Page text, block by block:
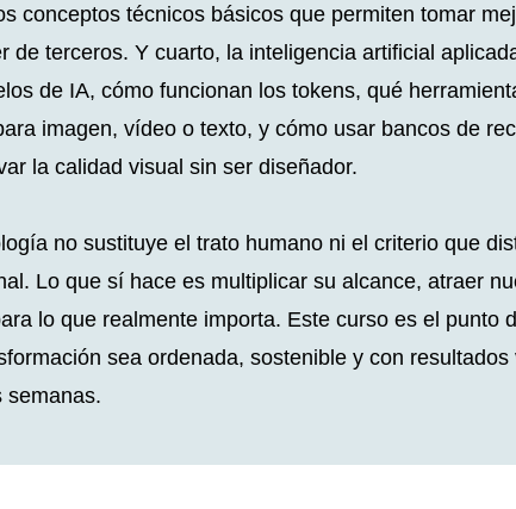
conceptos técnicos básicos que permiten tomar
de terceros. Y cuarto, la inteligencia artificial
de IA, cómo funcionan los tokens, qué
imagen, vídeo o texto, y cómo usar bancos de
la calidad visual sin ser diseñador.
no sustituye el trato humano ni el criterio que
Lo que sí hace es multiplicar su alcance, atraer
lo que realmente importa. Este curso es el punto
sea ordenada, sostenible y con
semanas.